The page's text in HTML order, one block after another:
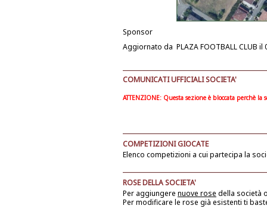
Sponsor
Aggiornato da PLAZA FOOTBALL CLUB il
COMUNICATI UFFICIALI SOCIETA'
ATTENZIONE: Questa sezione è bloccata perchè
COMPETIZIONI GIOCATE
Elenco competizioni a cui partecipa la
ROSE DELLA SOCIETA'
Per aggiungere nuove rose della società
Per modificare le rose già esistenti ti